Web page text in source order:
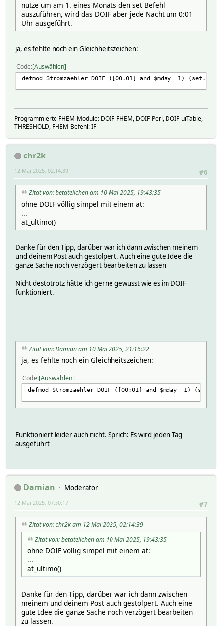
nutze um am 1. eines Monats den set Befehl
auszuführen, wird das DOIF aber jede Nacht um 0:01
Uhr ausgeführt.
ja, es fehlte noch ein Gleichheitszeichen:
Code Auswählen
defmod Stromzaehler DOIF ([00:01] and $mday==1) (set...)
Programmierte FHEM-Module: DOIF-FHEM, DOIF-Perl, DOIF-uiTable,
THRESHOLD, FHEM-Befehl: IF
chr2k
#6
12 Mai 2025, 02:14:39
Zitat von: betateilchen am 10 Mai 2025, 19:43:35
ohne DOIF völlig simpel mit einem at:
...
at_ultimo()
Danke für den Tipp, darüber war ich dann zwischen meinem
und deinem Post auch gestolpert. Auch eine gute Idee die
ganze Sache noch verzögert bearbeiten zu lassen.
Nicht destotrotz hätte ich gerne gewusst wie es im DOIF
funktioniert.
Zitat von: Damian am 10 Mai 2025, 21:16:22
ja, es fehlte noch ein Gleichheitszeichen:
Code Auswählen
defmod Stromzaehler DOIF ([00:01] and $mday==1) (set...)
Funktioniert leider auch nicht. Sprich: Es wird jeden Tag
ausgeführt
Damian
Moderator
#7
12 Mai 2025, 07:50:17
Zitat von: chr2k am 12 Mai 2025, 02:14:39
Zitat von: betateilchen am 10 Mai 2025, 19:43:35
ohne DOIF völlig simpel mit einem at:
...
at_ultimo()
Danke für den Tipp, darüber war ich dann zwischen
meinem und deinem Post auch gestolpert. Auch eine
gute Idee die ganze Sache noch verzögert bearbeiten
zu lassen.